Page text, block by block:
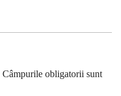
Câmpurile obligatorii sunt